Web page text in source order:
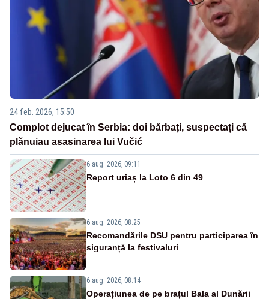
24 feb. 2026, 15:50
Complot dejucat în Serbia: doi bărbați, suspectați că
plănuiau asasinarea lui Vučić
6 aug. 2026, 09:11
Report uriaș la Loto 6 din 49
6 aug. 2026, 08:25
Recomandările DSU pentru participarea în
siguranță la festivaluri
6 aug. 2026, 08:14
Operațiunea de pe brațul Bala al Dunării